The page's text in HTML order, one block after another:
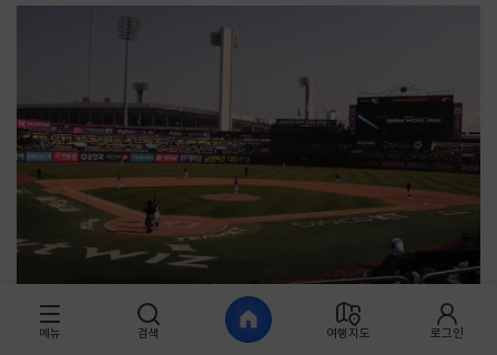
@iron.stagram
메뉴 검색 여행지도 로그인